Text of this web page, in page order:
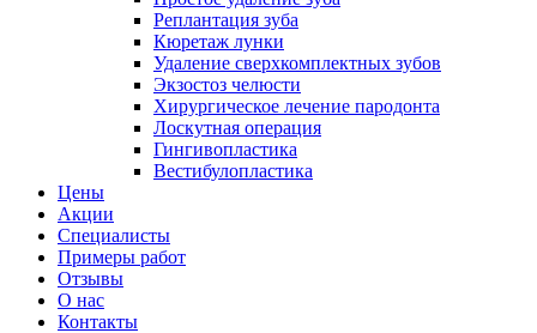
Реплантация зуба
Кюретаж лунки
Удаление сверхкомплектных зубов
Экзостоз челюсти
Хирургическое лечение пародонта
Лоскутная операция
Гингивопластика
Вестибулопластика
Цены
Акции
Специалисты
Примеры работ
Отзывы
О нас
Контакты